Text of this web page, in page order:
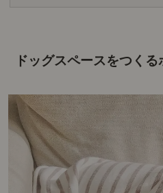
ドッグスペースをつくる